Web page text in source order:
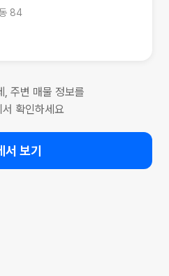
84
, 주변 매물 정보를
확인하세요
서 보기